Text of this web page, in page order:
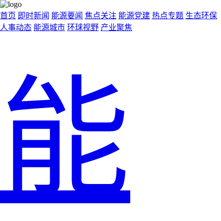
首页 即时新闻 能源要闻 焦点关注 能源党建 热点专题 生态环保
人事动态 能源城市 环球视野 产业聚焦
能